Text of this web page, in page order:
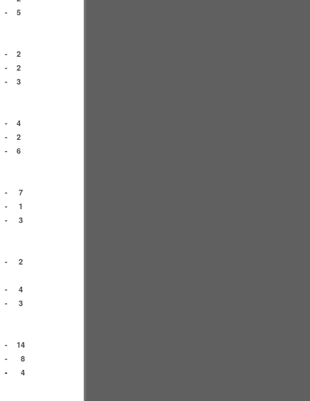
-
5
-
2
-
2
-
3
-
4
-
2
-
6
-
7
-
1
-
3
-
2
-
4
-
3
-
14
-
8
-
4